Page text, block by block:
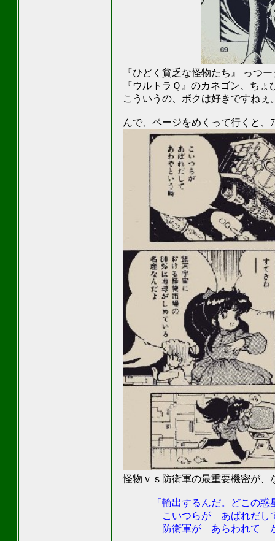
『ひどく貧乏な怪物たち』 っつ
『ウルトラＱ』のカネゴン、ちょ
こういうの、ボクは好きですねぇ
んで、ページをめくって行くと、
怪物ｖｓ防衛軍の最重要機密が、
「輸出するんだ。どこの惑星
こいつらが あばれだして
防衛軍が あらわれて かっ